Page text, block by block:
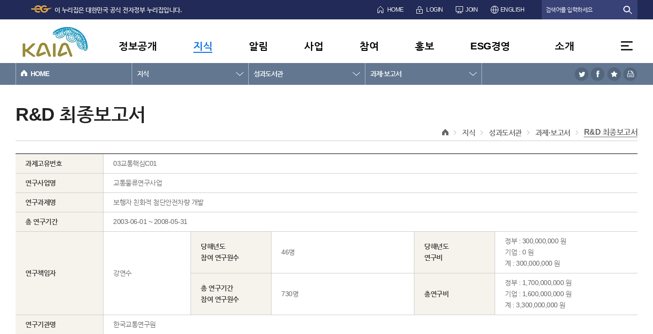
본문바로가기
이 누리집은 대한민국 공식 전자정부 누리집입니다. HOME LOGIN JOIN ENGLISH
정보공개 지식 알림 사업 참여 홍보 ESG경영 소개
HOME 지식 성과도서관 과제·보고서
R&D 최종보고서
지식 성과도서관 과제·보고서 R&D 최종보고서
과제고유번호 03교통핵심C01
연구사업명 교통물류연구사업
연구과제명 보행자 친화적 첨단안전차량 개발
총 연구기간 2003-06-01 ~ 2008-05-31
연구책임자 강연수
당해년도
참여 연구원수
46명
당해년도
연구비
정부 : 300,000,000 원
기업 : 0 원
계 : 300,000,000 원
총 연구기간
참여 연구원수
730명 총연구비
정부 : 1,700,000,000 원
기업 : 1,600,000,000 원
계 : 3,300,000,000 원
연구기관명 한국교통연구원